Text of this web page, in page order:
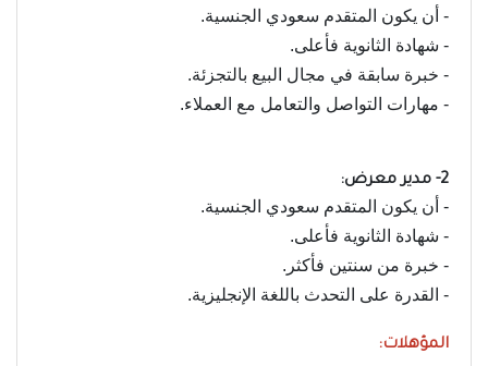
- أن يكون المتقدم سعودي الجنسية.
- شهادة الثانوية فأعلى.
- خبرة سابقة في مجال البيع بالتجزئة.
- مهارات التواصل والتعامل مع العملاء.
2- مدير معرض:
- أن يكون المتقدم سعودي الجنسية.
- شهادة الثانوية فأعلى.
- خبرة من سنتين فأكثر.
- القدرة على التحدث باللغة الإنجليزية.
المؤهلات: